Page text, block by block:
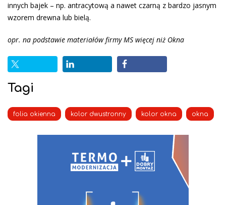
innych bajek – np. antracytową a nawet czarną z bardzo jasnym
wzorem drewna lub bielą.
opr. na podstawie materiałów firmy MS więcej niż Okna
Tagi
folia okienna kolor dwustronny kolor okna okna